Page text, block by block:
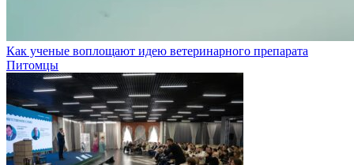
Как ученые воплощают идею ветеринарного препарата
Питомцы